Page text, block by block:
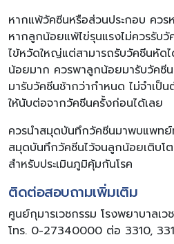
หากแพ้วัคซีนหรือส่วนประกอบ คว
หากลูกน้อยแพ้ไข่รุนแรงไม่ควรรับ
ไข้หวัดใหญ่แต่สามารถรับวัคซีนหัดไ
น้อยมาก ควรพาลูกน้อยมารับวัคซี
มารับวัคซีนช้ากว่ากำหนด ไม่จำเป็
ให้นับต่อจากวัคซีนครั้งก่อนได้เลย
ควรนำสมุดบันทึกวัคซีนมาพบแพทย์
สมุดบันทึกวัคซีนไว้จนลูกน้อยเติบโ
สำหรับประเมินภูมิคุ้มกันโรค
ติดต่อสอบถามเพิ่มเติม
ศูนย์กุมารเวชกรรม โรงพยาบาลเว
โทร. 0-27340000 ต่อ 3310,